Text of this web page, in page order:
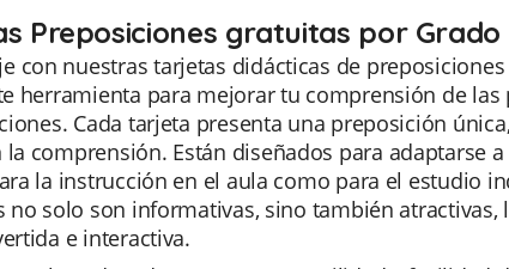
Preposiciones gratuitas por Grado
con nuestras tarjetas didácticas de
herramienta para mejorar tu comprensión de las
Cada tarjeta presenta una preposición
comprensión. Están diseñados para adaptarse
la instrucción en el aula como para el estudio
solo son informativas, sino también atractivas,
e interactiva.